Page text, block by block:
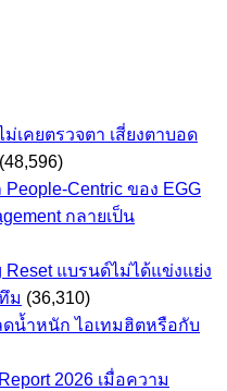
ม่เคยตรวจตา เสี่ยงตาบอด
(48,596)
People-Centric ของ EGG
กลายเป็น
Reset แบรนด์ไม่ได้แข่งแย่ง
ม (36,310)
น้ำหนัก ไอเทมฮิตหรือกับ
2026 เมื่อความ